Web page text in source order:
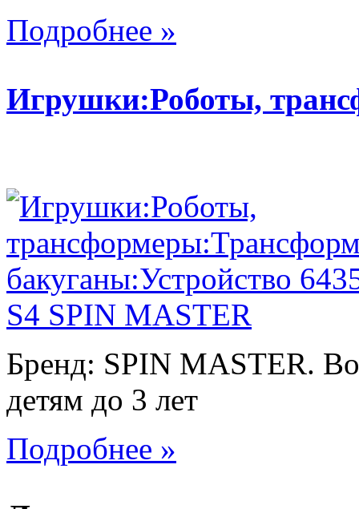
Подробнее »
Игрушки:Роботы,
Бренд: SPIN MASTER.
детям до 3 лет
Подробнее »